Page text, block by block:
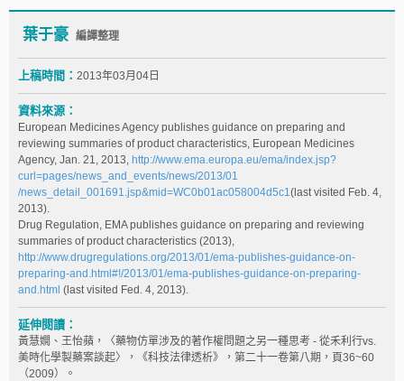
葉于豪 編譯整理
上稿時間： 2013年03月04日
資料來源：
European Medicines Agency publishes guidance on preparing and
reviewing summaries of product characteristics, European Medicines
Agency, Jan. 21, 2013, http://www.ema.europa.eu/ema/index.jsp?
curl=pages/news_and_events/news/2013/01
/news_detail_001691.jsp&mid=WC0b01ac058004d5c1(last visited Feb. 4,
2013).
Drug Regulation, EMA publishes guidance on preparing and reviewing
summaries of product characteristics (2013),
http://www.drugregulations.org/2013/01/ema-publishes-guidance-on-
preparing-and.html#!/2013/01/ema-publishes-guidance-on-preparing-
and.html (last visited Fed. 4, 2013).
延伸閱讀：
黃慧嫺、王怡蘋，〈藥物仿單涉及的著作權問題之另一種思考 - 從禾利行vs.
美時化學製藥案談起〉，《科技法律透析》，第二十一卷第八期，頁36~60
（2009）。